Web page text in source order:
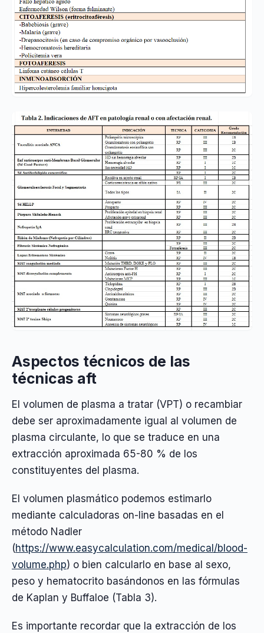
Aspectos técnicos de las
técnicas aft
El volumen de plasma a tratar (VPT) o recambiar
debe ser aproximadamente igual al volumen de
plasma circulante, lo que se traduce en una
extracción aproximada 65-80 % de los
constituyentes del plasma.
El volumen plasmático podemos estimarlo
mediante calculadoras on-line basadas en el
método Nadler
(https://www.easycalculation.com/medical/blood-
volume.php) o bien calcularlo en base al sexo,
peso y hematocrito basándonos en las fórmulas
de Kaplan y Buffaloe (Tabla 3).
Es importante recordar que la extracción de los